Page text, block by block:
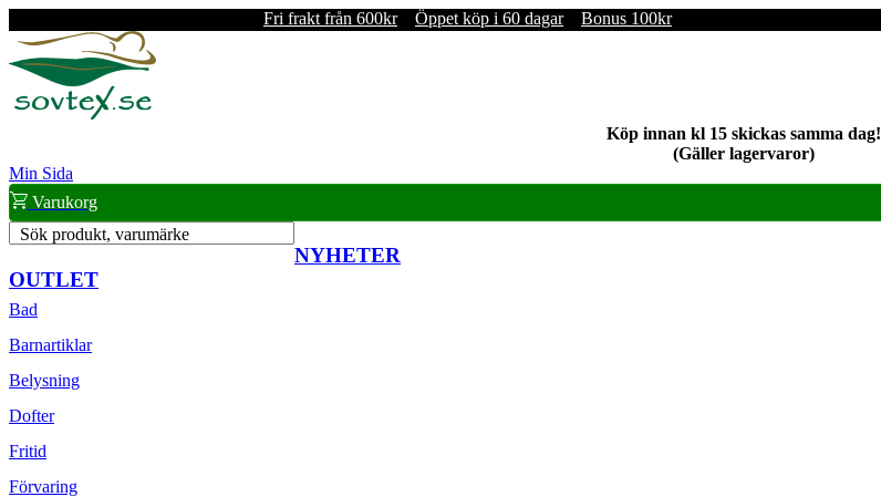
Fri frakt från 600kr Öppet köp i 60 dagar Bonus 100kr
Köp innan kl 15 skickas samma dag!
(Gäller lagervaror)
Min Sida
Varukorg
Sök produkt, varumärke
NYHETER
OUTLET
Bad
Barnartiklar
Belysning
Dofter
Fritid
Förvaring